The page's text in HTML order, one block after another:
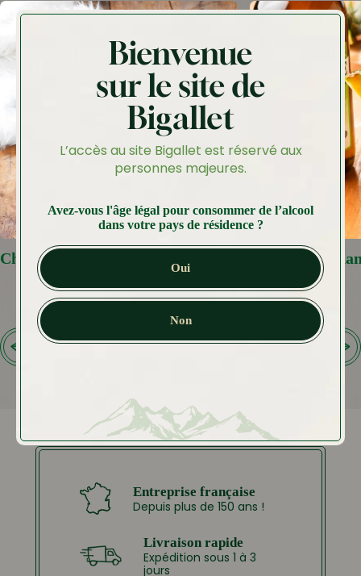
Bienvenue
sur le site de
Bigallet
L’accès au site Bigallet est réservé aux
personnes majeures.
Avez-vous l'âge légal pour consommer de l’alcool
dans votre pays de résidence ?
Oui
Non
Chocolat Viennois à la Noisette Dessertine
Entreprise française
Depuis plus de 150 ans !
Livraison rapide
Expédition sous 1 à 3
jours